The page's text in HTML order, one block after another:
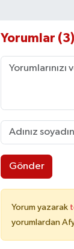
Yorumlar (3)
Gönder
Yorum yazarak
yorumlardan